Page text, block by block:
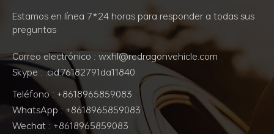
Estamos en línea 7*24 horas para responder a todas sus
preguntas
Correo electrónico : wxhl@redragonvehicle.com
Skype : .cid.76182791da11840
Teléfono : +8618965859083
WhatsApp : +8618965859083
Wechat : +8618965859083